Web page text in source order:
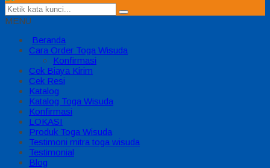
MENU
Beranda
Cara Order Toga Wisuda
Konfirmasi
Cek Biaya Kirim
Cek Resi
Katalog
Katalog Toga Wisuda
Konfirmasi
LOKASI
Produk Toga Wisuda
Testimoni mitra toga wisuda
Testimonial
Blog